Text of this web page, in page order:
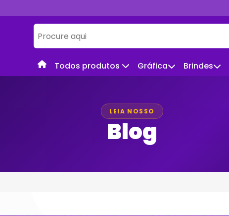
Todos produtos Gráfica Brindes
LEIA NOSSO
Blog